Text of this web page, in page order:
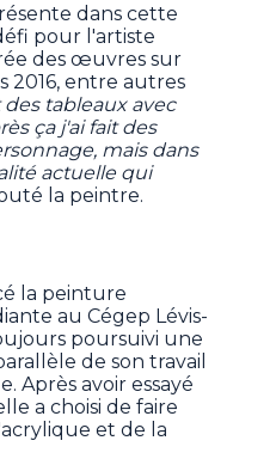
dans cette
pour l'artiste
des œuvres sur
2016, entre autres
des tableaux avec
ça j'ai fait des
mais dans
actuelle qui
la peintre.
la peinture
au Cégep Lévis-
poursuivi une
de son travail
Après avoir essayé
a choisi de faire
et de la